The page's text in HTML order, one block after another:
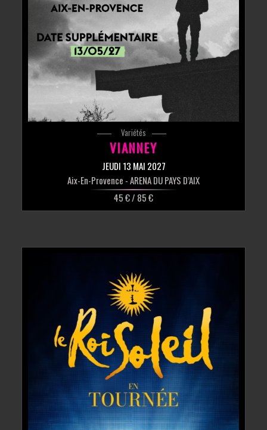
Variétés
VIANNEY
JEUDI 13 MAI 2027
Aix-En-Provence - ARENA DU PAYS D’AIX
45 € / 85 €